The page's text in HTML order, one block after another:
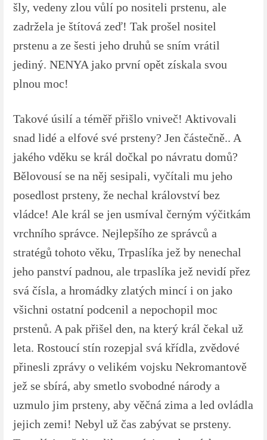
šly, vedeny zlou vůlí po nositeli prstenu, ale
zadržela je štítová zeď! Tak prošel nositel
prstenu a ze šesti jeho druhů se sním vrátil
jediný. NENYA jako první opět získala svou
plnou moc!
Takové úsilí a téměř přišlo vniveč! Aktivovali
snad lidé a elfové své prsteny? Jen částečně.. A
jakého vděku se král dočkal po návratu domů?
Bělovousí se na něj sesipali, vyčítali mu jeho
posedlost prsteny, že nechal království bez
vládce! Ale král se jen usmíval černým výčitkám
vrchního správce. Nejlepšího ze správců a
stratégů tohoto věku, Trpaslíka jež by nenechal
jeho panství padnou, ale trpaslíka jež nevidí přez
svá čísla, a hromádky zlatých mincí i on jako
všichni ostatní podcenil a nepochopil moc
prstenů. A pak přišel den, na který král čekal už
leta. Rostoucí stín rozepjal svá křídla, zvědové
přinesli zprávy o velikém vojsku Nekromantově
jež se sbírá, aby smetlo svobodné národy a
uzmulo jim prsteny, aby věčná zima a led ovládla
jejich zemi! Nebyl už čas zabývat se prsteny.